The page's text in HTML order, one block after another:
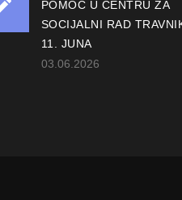
POMOĆ U CENTRU ZA
SOCIJALNI RAD
11. JUNA
03.06.2026